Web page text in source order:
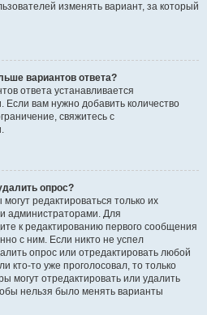
изменять вариант, за который
вариантов ответа?
ответа устанавливается
вам нужно добавить количество
свяжитесь с
опрос?
редактироваться только их
администраторами. Для
к редактированию первого сообщения
с ним. Если никто не успел
опрос или отредактировать любой
кто-то уже проголосовал, то только
могут отредактировать или удалить
нельзя было менять варианты